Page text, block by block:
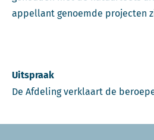
appellant genoemde projecten
Uitspraak
De Afdeling verklaart de